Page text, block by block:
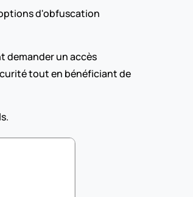
d'obfuscation
demander un accès
tout en bénéficiant de